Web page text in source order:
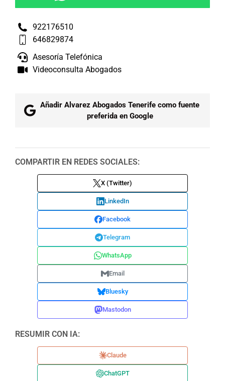
922176510
646829874
Asesoría Telefónica
Videoconsulta Abogados
Añadir Alvarez Abogados Tenerife como fuente
preferida en Google
COMPARTIR EN REDES SOCIALES:
X (Twitter)
LinkedIn
Facebook
Telegram
WhatsApp
Email
Bluesky
Mastodon
RESUMIR CON IA:
Claude
ChatGPT